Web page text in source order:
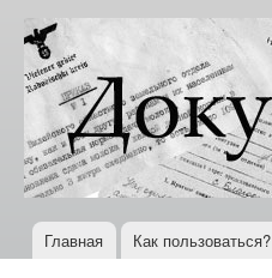
Документы
XX века
Всемирная
история в
Интернете
Главное меню
Главная Как пользоваться?